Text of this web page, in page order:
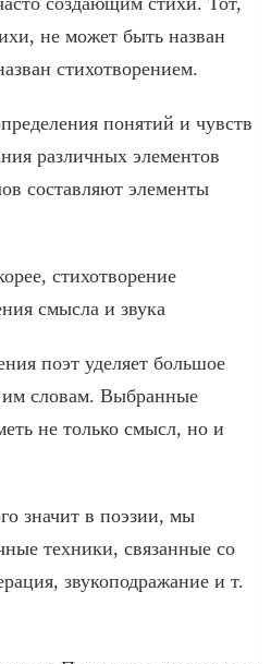
не может быть назван
стихотворением.
понятий и чувств
различных элементов
составляют элементы
стихотворение
смысла и звука
поэт уделяет большое
словам. Выбранные
не только смысл, но и
значит в поэзии, мы
техники, связанные со
звукоподражание и т.